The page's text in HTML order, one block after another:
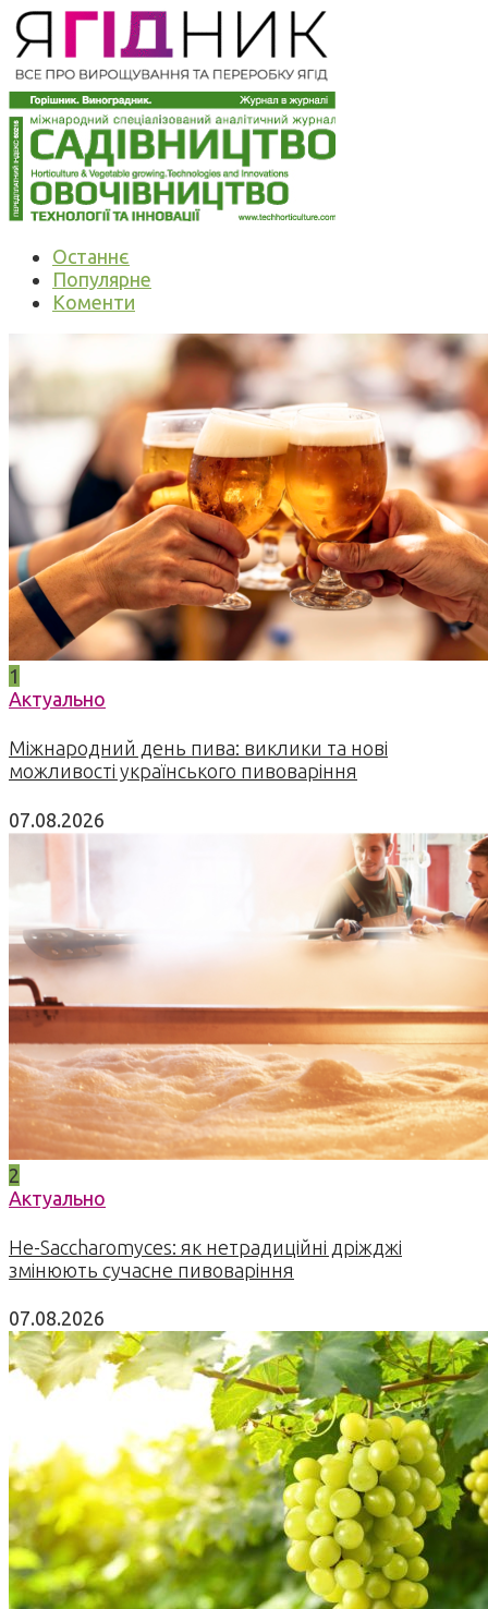
Останнє
Популярне
Коменти
1
Актуально
Міжнародний день пива: виклики та нові
можливості українського пивоваріння
07.08.2026
2
Актуально
Не-Saccharomyces: як нетрадиційні дріжджі
змінюють сучасне пивоваріння
07.08.2026